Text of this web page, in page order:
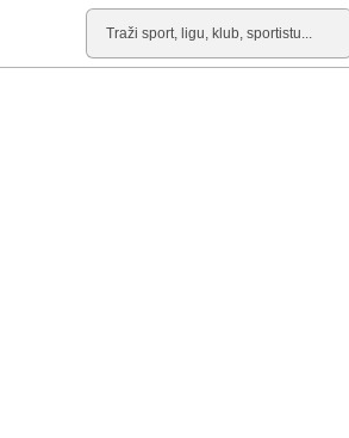
Pretraga